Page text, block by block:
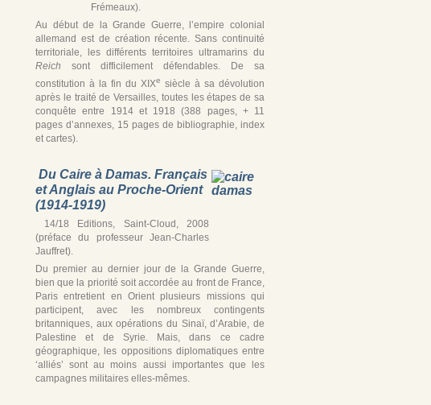
Frémeaux).
Au début de la Grande Guerre, l’empire colonial
allemand est de création récente. Sans continuité
territoriale, les différents territoires ultramarins du
Reich sont difficilement défendables. De sa
constitution à la fin du XIXe siècle à sa dévolution
après le traité de Versailles, toutes les étapes de sa
conquête entre 1914 et 1918 (388 pages, + 11
pages d’annexes, 15 pages de bibliographie, index
et cartes).
Du Caire à Damas. Français
et Anglais au Proche-Orient
(1914-1919)
14/18 Editions, Saint-Cloud, 2008
(préface du professeur Jean-Charles
Jauffret).
Du premier au dernier jour de la Grande Guerre,
bien que la priorité soit accordée au front de France,
Paris entretient en Orient plusieurs missions qui
participent, avec les nombreux contingents
britanniques, aux opérations du Sinaï, d’Arabie, de
Palestine et de Syrie. Mais, dans ce cadre
géographique, les oppositions diplomatiques entre
‘alliés’ sont au moins aussi importantes que les
campagnes militaires elles-mêmes.